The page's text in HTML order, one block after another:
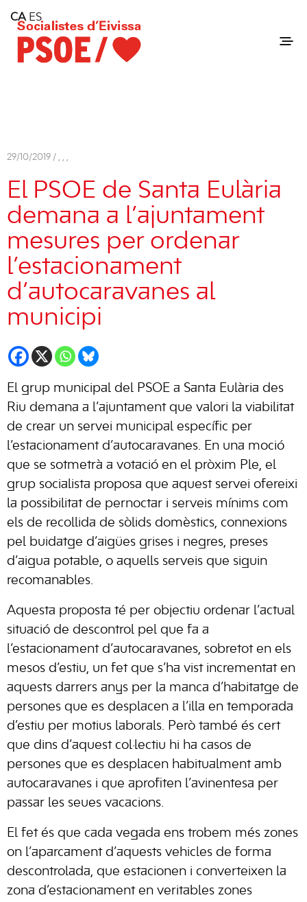
Consell Insular d'Eivissa
Services
Contact
29/10/2019 / , , ,
El PSOE de Santa Eulària
demana a l’ajuntament
mesures per ordenar
l’estacionament
d’autocaravanes al
municipi
El grup municipal del PSOE a Santa Eulària des
Riu demana a l’ajuntament que valori la viabilitat
de crear un servei municipal específic per
l’estacionament d’autocaravanes. En una moció
que se sotmetrà a votació en el pròxim Ple, el
grup socialista proposa que aquest servei ofereixi
la possibilitat de pernoctar i serveis mínims com
els de recollida de sòlids domèstics, connexions
pel buidatge d’aigües grises i negres, preses
d’aigua potable, o aquells serveis que siguin
recomanables.
Aquesta proposta té per objectiu ordenar l’actual
situació de descontrol pel que fa a
l’estacionament d’autocaravanes, sobretot en els
mesos d’estiu, un fet que s’ha vist incrementat en
aquests darrers anys per la manca d’habitatge de
persones que es desplacen a l’illa en temporada
d’estiu per motius laborals. Però també és cert
que dins d’aquest col·lectiu hi ha casos de
persones que es desplacen habitualment amb
autocaravanes i que aprofiten l’avinentesa per
passar les seues vacacions.
El fet és que cada vegada ens trobem més zones
on l’aparcament d’aquests vehicles de forma
descontrolada, que estacionen i converteixen la
zona d’estacionament en veritables zones
CA ES